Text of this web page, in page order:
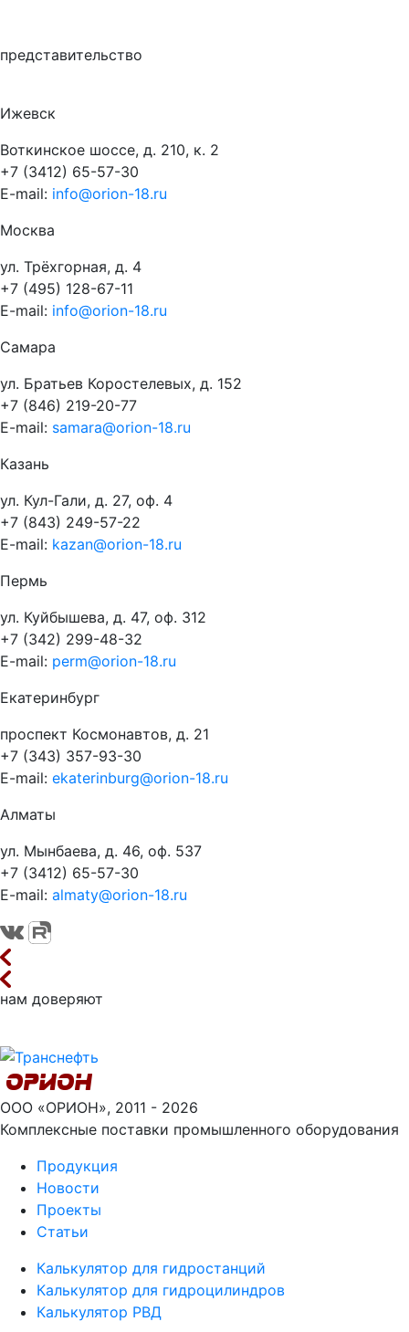
представительство
Ижевск
Воткинское шоссе, д. 210, к. 2
+7 (3412) 65-57-30
E-mail: info@orion-18.ru
Москва
ул. Трёхгорная, д. 4
+7 (495) 128-67-11
E-mail: info@orion-18.ru
Самара
ул. Братьев Коростелевых, д. 152
+7 (846) 219-20-77
E-mail: samara@orion-18.ru
Казань
ул. Кул-Гали, д. 27, оф. 4
+7 (843) 249-57-22
E-mail: kazan@orion-18.ru
Пермь
ул. Куйбышева, д. 47, оф. 312
+7 (342) 299-48-32
E-mail: perm@orion-18.ru
Екатеринбург
проспект Космонавтов, д. 21
+7 (343) 357-93-30
E-mail: ekaterinburg@orion-18.ru
Алматы
ул. Мынбаева, д. 46, оф. 537
+7 (3412) 65-57-30
E-mail: almaty@orion-18.ru
нам доверяют
ООО «ОРИОН», 2011 - 2026
Комплексные поставки промышленного оборудования
Продукция
Новости
Проекты
Статьи
Калькулятор для гидростанций
Калькулятор для гидроцилиндров
Калькулятор РВД